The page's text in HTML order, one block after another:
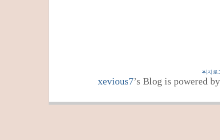
위치로
xevious7’s Blog is powered